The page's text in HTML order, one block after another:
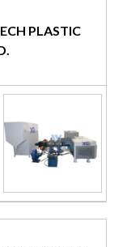
PLASTIC